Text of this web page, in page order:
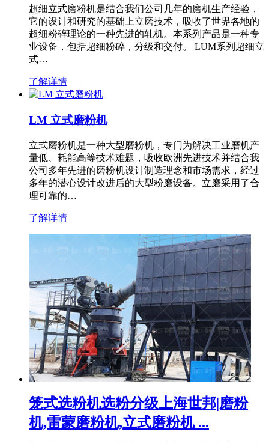
超细立式磨粉机是结合我们公司几年的磨机生产经验，
它的设计和研究的基础上立磨技术，吸收了世界各地的
超细粉碎理论的一种先进的轧机。本系列产品是一种专
业设备，包括超细粉碎，分级和交付。 LUM系列超细立
式…
了解详情
LM 立式磨粉机
立式磨粉机是一种大型磨粉机，专门为解决工业磨机产
量低、耗能高等技术难题，吸收欧洲先进技术并结合我
公司多年先进的磨粉机设计制造理念和市场需求，经过
多年的潜心设计改进后的大型粉磨设备。立磨采用了合
理可靠的…
了解详情
笼式选粉机选粉分级上海世邦|磨粉
机,雷蒙磨粉机,立式磨粉机 ...